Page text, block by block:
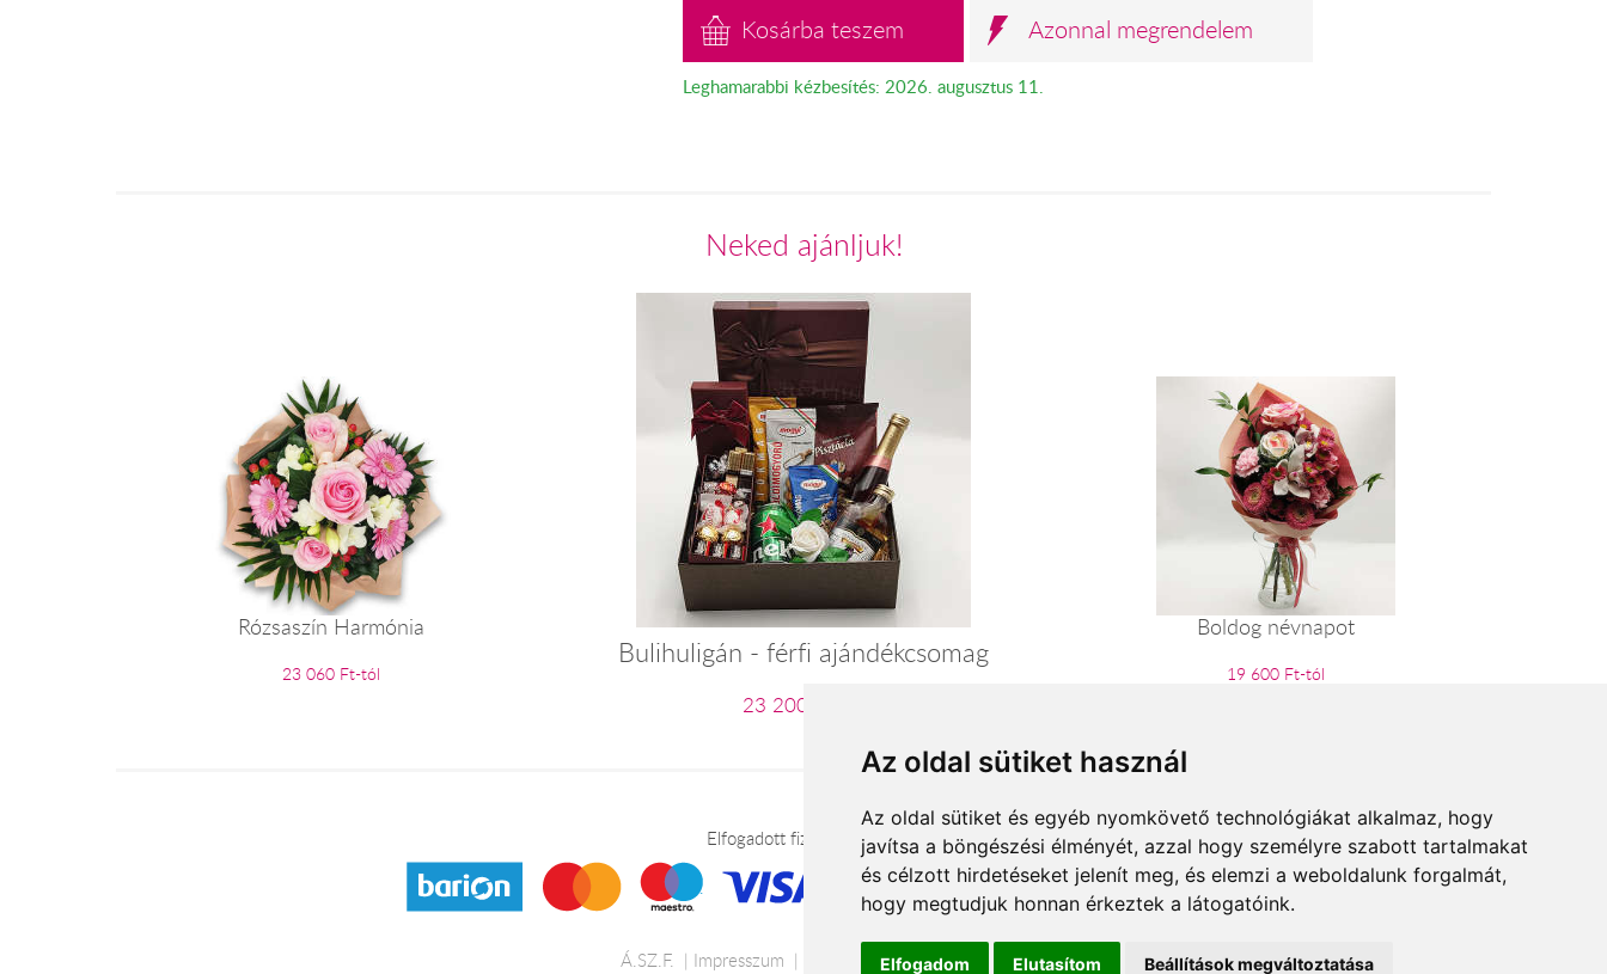
Az oldal sütiket használ
Az oldal sütiket és egyéb nyomkövető technológiákat alkalmaz, hogy
javítsa a böngészési élményét, azzal hogy személyre szabott tartalmakat
és célzott hirdetéseket jelenít meg, és elemzi a weboldalunk forgalmát,
hogy megtudjuk honnan érkeztek a látogatóink.
Elfogadom Elutasítom Beállítások megváltoztatása
Kosárba teszem Azonnal megrendelem
Leghamarabbi kézbesítés: 2026. augusztus 11.
Neked ajánljuk!
Rózsaszín Harmónia
23 060 Ft-tól
Bulihuligán - férfi ajándékcsomag
23 200 Ft-tól
Boldog névnapot
19 600 Ft-tól
Elfogadott fizetési módok
Á.SZ.F. Impresszum Adatkezelési tájékoztató